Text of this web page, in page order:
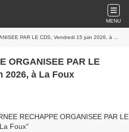
MENU
PAR LE CDS, Vendredi 15 juin 2026, à La Foux
ORGANISEE PAR LE
2026, à La Foux